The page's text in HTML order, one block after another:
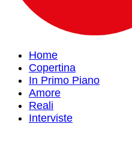
Home
Copertina
In Primo Piano
Amore
Reali
Interviste